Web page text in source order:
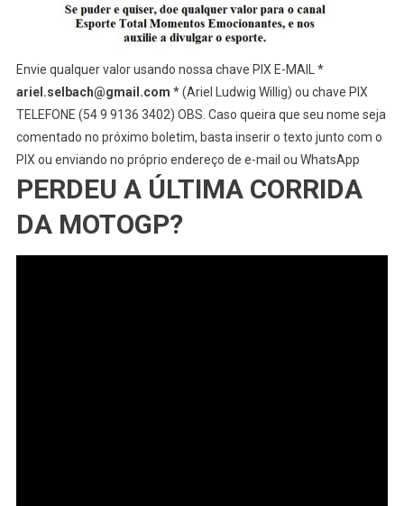
Envie qualquer valor usando nossa chave PIX E-MAIL *
ariel.selbach@gmail.com * (Ariel Ludwig Willig) ou chave PIX
TELEFONE (54 9 9136 3402) OBS. Caso queira que seu nome seja
comentado no próximo boletim, basta inserir o texto junto com o
PIX ou enviando no próprio endereço de e-mail ou WhatsApp
PERDEU A ÚLTIMA CORRIDA
DA MOTOGP?